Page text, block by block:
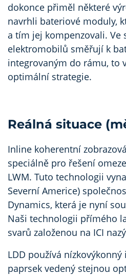
dokonce přiměl některé
navrhli bateriové moduly,
a tím jej kompenzovali. Ve
elektromobilů směřují k
integrovaným do rámu, to
optimální strategie.
Reálná situace
Inline koherentní
speciálně pro řešení
LWM. Tuto technologii
Severní Americe)
Dynamics, která je nyní
Naši technologii přímého
svarů založenou na ICI
LDD používá
paprsek vedený stejnou